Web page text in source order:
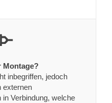
Montage?
inbegriffen, jedoch
externen
Verbindung, welche